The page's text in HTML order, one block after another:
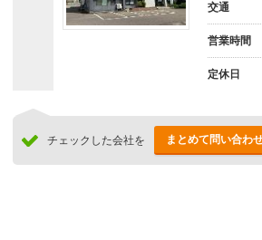
交通
営業時間
定休日
チェックした会社を まとめて問い合わ